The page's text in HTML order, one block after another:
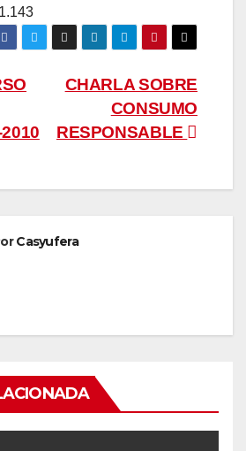
1.143
CHARLA SOBRE
CONSUMO
RESPONSABLE
Casyufera